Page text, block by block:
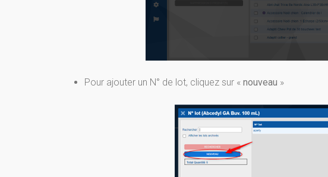
Pour ajouter un N° de lot, cliquez sur « nouveau »